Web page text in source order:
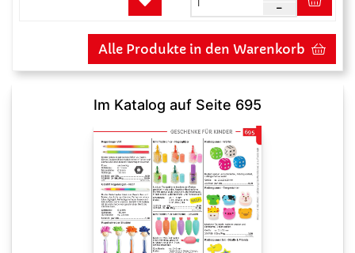
Alle Produkte in den Warenkorb
Im Katalog auf Seite 695